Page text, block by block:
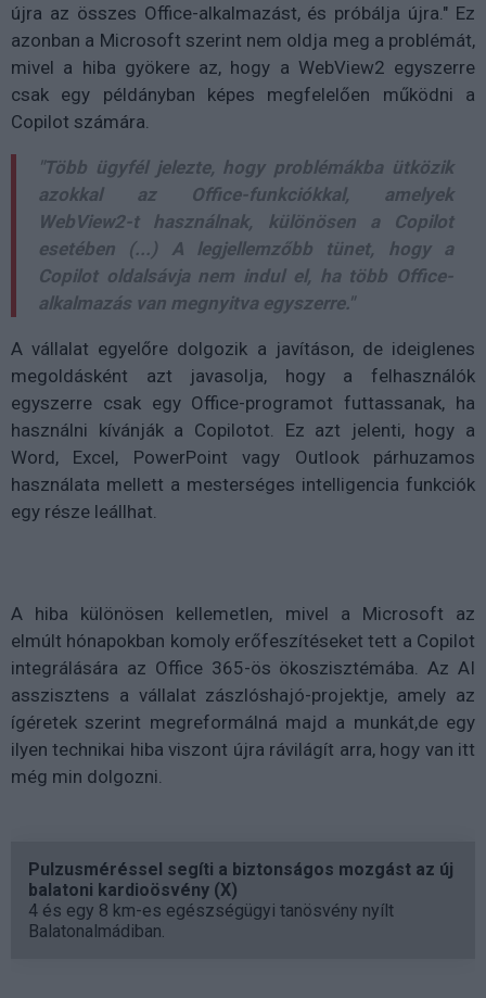
újra az összes Office-alkalmazást, és próbálja újra." Ez
azonban a Microsoft szerint nem oldja meg a problémát,
mivel a hiba gyökere az, hogy a WebView2 egyszerre
csak egy példányban képes megfelelően működni a
Copilot számára.
"Több ügyfél jelezte, hogy problémákba ütközik
azokkal az Office-funkciókkal, amelyek
WebView2-t használnak, különösen a Copilot
esetében (...) A legjellemzőbb tünet, hogy a
Copilot oldalsávja nem indul el, ha több Office-
alkalmazás van megnyitva egyszerre."
A vállalat egyelőre dolgozik a javításon, de ideiglenes
megoldásként azt javasolja, hogy a felhasználók
egyszerre csak egy Office-programot futtassanak, ha
használni kívánják a Copilotot. Ez azt jelenti, hogy a
Word, Excel, PowerPoint vagy Outlook párhuzamos
használata mellett a mesterséges intelligencia funkciók
egy része leállhat.
A hiba különösen kellemetlen, mivel a Microsoft az
elmúlt hónapokban komoly erőfeszítéseket tett a Copilot
integrálására az Office 365-ös ökoszisztémába. Az AI
asszisztens a vállalat zászlóshajó-projektje, amely az
ígéretek szerint megreformálná majd a munkát,de egy
ilyen technikai hiba viszont újra rávilágít arra, hogy van itt
még min dolgozni.
Pulzusméréssel segíti a biztonságos mozgást az új
balatoni kardioösvény (X)
4 és egy 8 km-es egészségügyi tanösvény nyílt
Balatonalmádiban.